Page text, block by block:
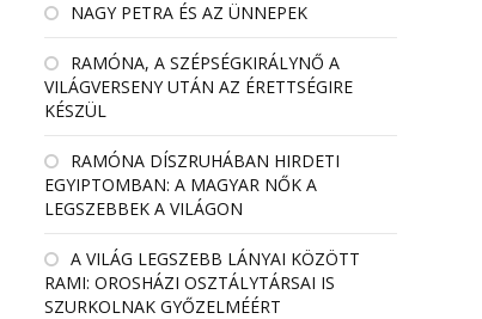
NAGY PETRA ÉS AZ ÜNNEPEK
RAMÓNA, A SZÉPSÉGKIRÁLYNŐ A
VILÁGVERSENY UTÁN AZ ÉRETTSÉGIRE
KÉSZÜL
RAMÓNA DÍSZRUHÁBAN HIRDETI
EGYIPTOMBAN: A MAGYAR NŐK A
LEGSZEBBEK A VILÁGON
A VILÁG LEGSZEBB LÁNYAI KÖZÖTT
RAMI: OROSHÁZI OSZTÁLYTÁRSAI IS
SZURKOLNAK GYŐZELMÉÉRT